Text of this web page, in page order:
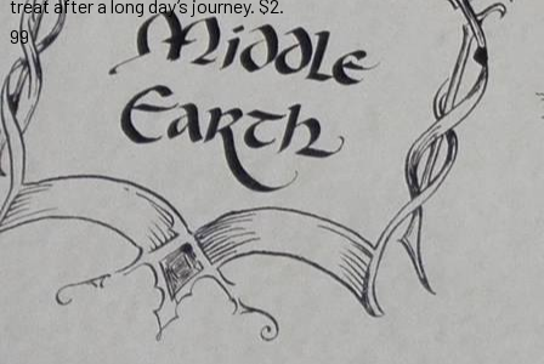
treat after a long day’s journey. $2.
99